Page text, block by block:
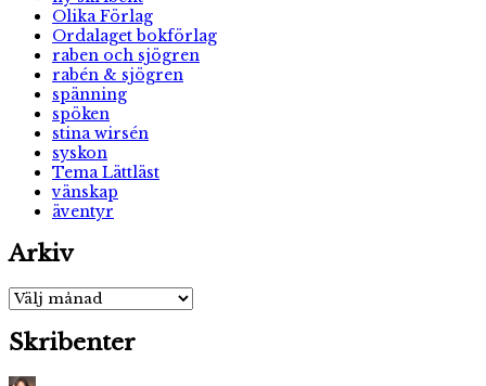
Olika Förlag
Ordalaget bokförlag
raben och sjögren
rabén & sjögren
spänning
spöken
stina wirsén
syskon
Tema Lättläst
vänskap
äventyr
Arkiv
Arkiv
Skribenter